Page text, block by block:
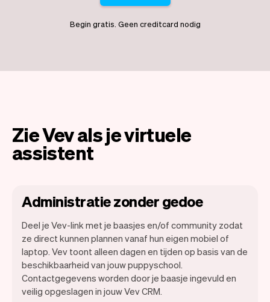
Begin gratis. Geen creditcard nodig
Zie Vev als je virtuele
assistent
Administratie zonder gedoe
Deel je Vev-link met je baasjes en/of community zodat
ze direct kunnen plannen vanaf hun eigen mobiel of
laptop. Vev toont alleen dagen en tijden op basis van de
beschikbaarheid van jouw puppyschool.
Contactgegevens worden door je baasje ingevuld en
veilig opgeslagen in jouw Vev CRM.
Wij willen dat jij je kunt focussen op je
talent. Vev zorgt voor alle randzaken.
Van je website, communicatie,